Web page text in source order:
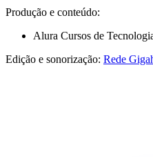
Produção e conteúdo:
Alura Cursos de
Edição e sonorização: Rede